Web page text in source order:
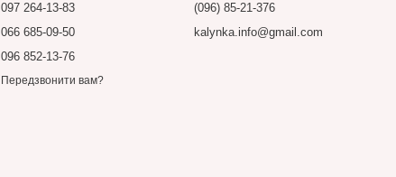
097 264-13-83
066 685-09-50
096 852-13-76
Передзвонити вам?
(096) 85-21-376
kalynka.info@gmail.com